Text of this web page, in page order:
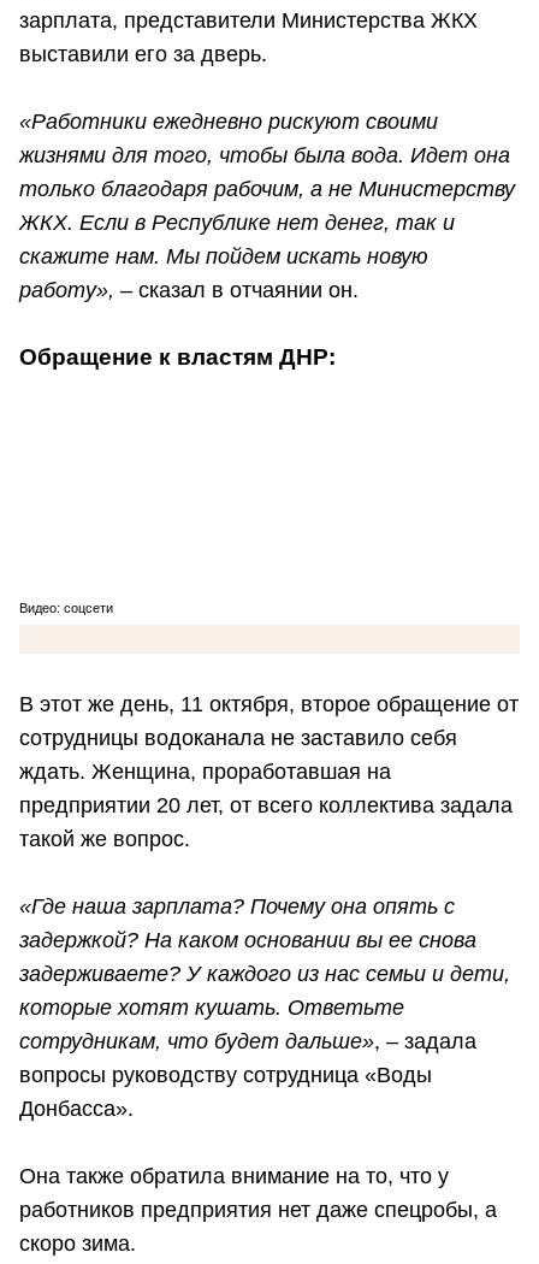
зарплата, представители Министерства ЖКХ
выставили его за дверь.
«Работники ежедневно рискуют своими
жизнями для того, чтобы была вода. Идет она
только благодаря рабочим, а не Министерству
ЖКХ. Если в Республике нет денег, так и
скажите нам. Мы пойдем искать новую
работу», – сказал в отчаянии он.
Обращение к властям ДНР:
Видео: соцсети
В этот же день, 11 октября, второе обращение от
сотрудницы водоканала не заставило себя
ждать. Женщина, проработавшая на
предприятии 20 лет, от всего коллектива задала
такой же вопрос.
«Где наша зарплата? Почему она опять с
задержкой? На каком основании вы ее снова
задерживаете? У каждого из нас семьи и дети,
которые хотят кушать. Ответьте
сотрудникам, что будет дальше», – задала
вопросы руководству сотрудница «Воды
Донбасса».
Она также обратила внимание на то, что у
работников предприятия нет даже спецробы, а
скоро зима.